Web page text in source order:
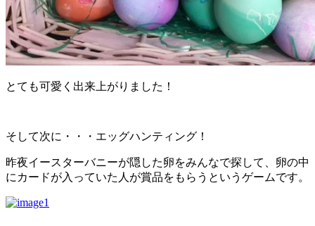
とても可愛く出来上がりました！
そして次に・・・エッグハンティング！
昨夜イースターバニーが隠した卵をみんなで探して、卵の中
にカードが入っていた人が賞品をもらうというゲームです。